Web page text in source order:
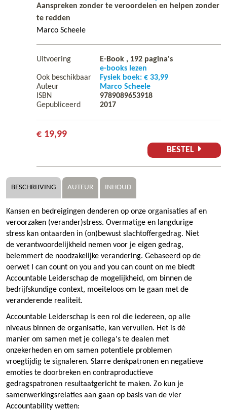
Aanspreken zonder te veroordelen en helpen zonder
te redden
Marco Scheele
Uitvoering E-Book , 192 pagina's
e-books lezen
Ook beschikbaar
Fysiek boek: € 33,99
Auteur
Marco Scheele
ISBN
9789089653918
Gepubliceerd
2017
€ 19,99
BESTEL
BESCHRIJVING AUTEUR INHOUD
Kansen en bedreigingen denderen op onze organisaties af en
veroorzaken (verander)stress. Overmatige en langdurige
stress kan ontaarden in (on)bewust slachtoffergedrag. Niet
de verantwoordelijkheid nemen voor je eigen gedrag,
belemmert de noodzakelijke verandering. Gebaseerd op de
oerwet I can count on you and you can count on me biedt
Accountable Leiderschap de mogelijkheid, om binnen de
bedrijfskundige context, moeiteloos om te gaan met de
veranderende realiteit.
Accountable Leiderschap is een rol die iedereen, op alle
niveaus binnen de organisatie, kan vervullen. Het is dé
manier om samen met je collega's te dealen met
onzekerheden en om samen potentiele problemen
vroegtijdig te signaleren. Starre denkpatronen en negatieve
emoties te doorbreken en contraproductieve
gedragspatronen resultaatgericht te maken. Zo kun je
samenwerkingsrelaties aan gaan op basis van de vier
Accountability wetten: